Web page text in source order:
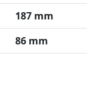
187 mm
86 mm